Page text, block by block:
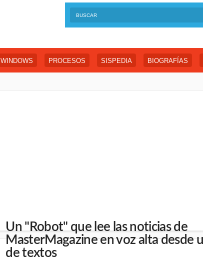
WINDOWS PROCESOS SISPEDIA BIOGRAFÍAS
Un "Robot" que lee las noticias de
MasterMagazine en voz alta desde
de textos